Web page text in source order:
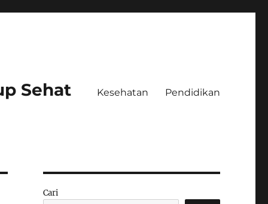
Sehat Kesehatan Pendidikan
Cari